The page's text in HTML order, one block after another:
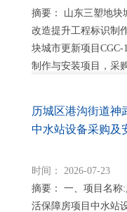
摘要： 山东三塑地块
改造提升工程标识制
块城市更新项目
制作与安装项目，采
历城区港沟街道神
中水站设备采购及
时间： 2026-07-23
摘要： 一、项目名称
活保障房项目中水站